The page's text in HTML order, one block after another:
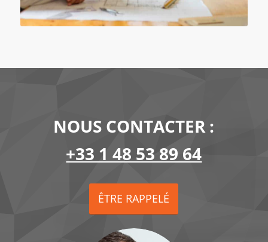
NOUS CONTACTER :
+33 1 48 53 89 64
ÊTRE RAPPELÉ